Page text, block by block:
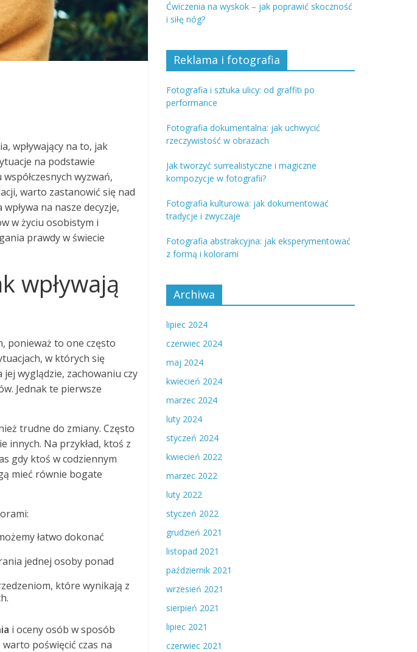
wpływający na to, jak
na podstawie
wyzwań,
warto zastanowić się nad
na nasze decyzje,
w życiu osobistym i
prawdy w świecie
wpływają
ponieważ to one często
w których się
wyglądzie, zachowaniu czy
Jednak te pierwsze
trudne do zmiany. Często
innych. Na przykład, ktoś z
gdy ktoś w codziennym
mieć równie bogate
łatwo dokonać
jednej osoby ponad
które wynikają z
i oceny osób w sposób
poświęcić czas na
Ćwiczenia na wyskok – jak poprawić skoczność
i siłę nóg?
Reklama i fotografia
Fotografia i sztuka ulicy: od graffiti po
performance
Fotografia dokumentalna: jak uchwycić
rzeczywistość w obrazach
Jak tworzyć surrealistyczne i magiczne
kompozycje w fotografii?
Fotografia kulturowa: jak dokumentować
tradycje i zwyczaje
Fotografia abstrakcyjna: jak eksperymentować
z formą i kolorami
Archiwa
lipiec 2024
czerwiec 2024
maj 2024
kwiecień 2024
marzec 2024
luty 2024
styczeń 2024
kwiecień 2022
marzec 2022
luty 2022
styczeń 2022
grudzień 2021
listopad 2021
październik 2021
wrzesień 2021
sierpień 2021
lipiec 2021
czerwiec 2021